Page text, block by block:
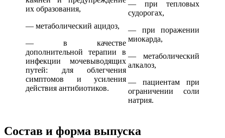
их образования,
— метаболический ацидоз,
— в качестве
дополнительной терапии в
инфекции мочевыводящих
путей: для облегчения
симптомов и усиления
действия антибиотиков.
— при тепловых
судорогах,
— при поражении
миокарда,
— метаболический
алкалоз,
— пациентам при
ограничении соли
натрия.
Состав и форма выпуска